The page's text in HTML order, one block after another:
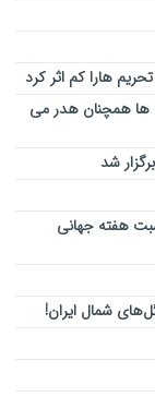
هارا کم اثر کرد
ها همچنان هدر می
شد
هفته جهانی
شمال ایران!